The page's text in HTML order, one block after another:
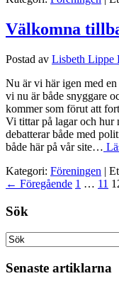
Välkomna
Postad av Lisbeth Lippe
Nu är vi här igen med
vi nu är både snyggare
kommer som förut att
Vi tittar på lagar och hur
debatterar både med
både här på vår site…
Kategori: Föreningen |
← Föregående 1 … 11
Sök
Senaste artiklarna